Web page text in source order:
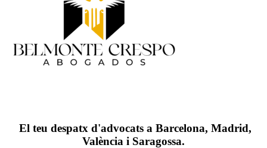
El teu despatx d'advocats a Barcelona, Madrid,
València i Saragossa.